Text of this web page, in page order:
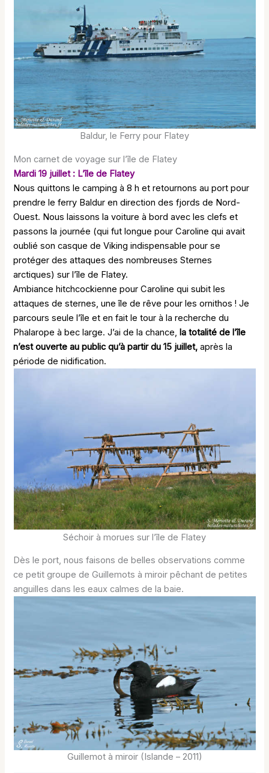
Baldur, le Ferry pour Flatey
Mon carnet de voyage sur l’île de Flatey
Mardi 19 juillet : L’île de Flatey
Nous quittons le camping à 8 h et retournons au port pour
prendre le ferry Baldur en direction des fjords de Nord-
Ouest. Nous laissons la voiture à bord avec les clefs et
passons la journée (qui fut longue pour Caroline qui avait
oublié son casque de Viking indispensable pour se
protéger des attaques des nombreuses Sternes
arctiques) sur l’île de Flatey.
Ambiance hitchcockienne pour Caroline qui subit les
attaques de sternes, une île de rêve pour les ornithos ! Je
parcours seule l’île et en fait le tour à la recherche du
Phalarope à bec large. J’ai de la chance,la totalité de l’île
n’est ouverte au public qu’à partir du 15 juillet, après la
période de nidification.
Séchoir à morues sur l’île de Flatey
Dès le port, nous faisons de belles observations comme
ce petit groupe de Guillemots à miroir pêchant de petites
anguilles dans les eaux calmes de la baie.
Guillemot à miroir (Islande – 2011)